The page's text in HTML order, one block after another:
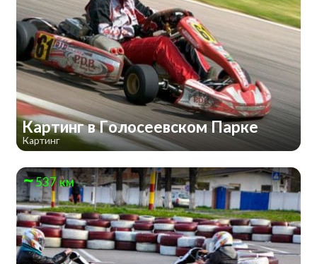
Картинг в Голосеевском Парке
Картинг
537 км